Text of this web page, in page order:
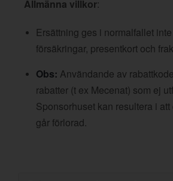
Allmänna villkor:
Ersättning ges i normalfallet
försäkringar, presentkort och
Obs: Användande av
rabatter (t ex Mecenat) som ej
Sponsorhuset kan resultera i
går förlorad.